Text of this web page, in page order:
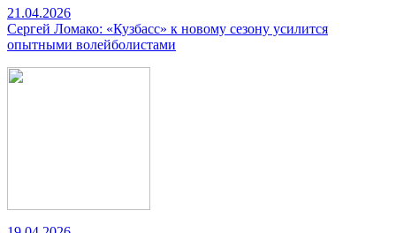
21.04.2026
Сергей Ломако: «Кузбасс» к новому сезону усилится
опытными волейболистами